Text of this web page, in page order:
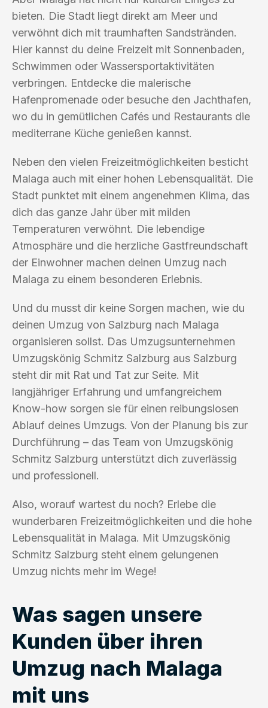
bieten. Die Stadt liegt direkt am Meer und
verwöhnt dich mit traumhaften Sandstränden.
Hier kannst du deine Freizeit mit Sonnenbaden,
Schwimmen oder Wassersportaktivitäten
verbringen. Entdecke die malerische
Hafenpromenade oder besuche den Jachthafen,
wo du in gemütlichen Cafés und Restaurants die
mediterrane Küche genießen kannst.
Neben den vielen Freizeitmöglichkeiten besticht
Malaga auch mit einer hohen Lebensqualität. Die
Stadt punktet mit einem angenehmen Klima, das
dich das ganze Jahr über mit milden
Temperaturen verwöhnt. Die lebendige
Atmosphäre und die herzliche Gastfreundschaft
der Einwohner machen deinen Umzug nach
Malaga zu einem besonderen Erlebnis.
Und du musst dir keine Sorgen machen, wie du
deinen Umzug von Salzburg nach Malaga
organisieren sollst. Das Umzugsunternehmen
Umzugskönig Schmitz Salzburg aus Salzburg
steht dir mit Rat und Tat zur Seite. Mit
langjähriger Erfahrung und umfangreichem
Know-how sorgen sie für einen reibungslosen
Ablauf deines Umzugs. Von der Planung bis zur
Durchführung – das Team von Umzugskönig
Schmitz Salzburg unterstützt dich zuverlässig
und professionell.
Also, worauf wartest du noch? Erlebe die
wunderbaren Freizeitmöglichkeiten und die hohe
Lebensqualität in Malaga. Mit Umzugskönig
Schmitz Salzburg steht einem gelungenen
Umzug nichts mehr im Wege!
Was sagen unsere
Kunden über ihren
Umzug nach Malaga
mit uns